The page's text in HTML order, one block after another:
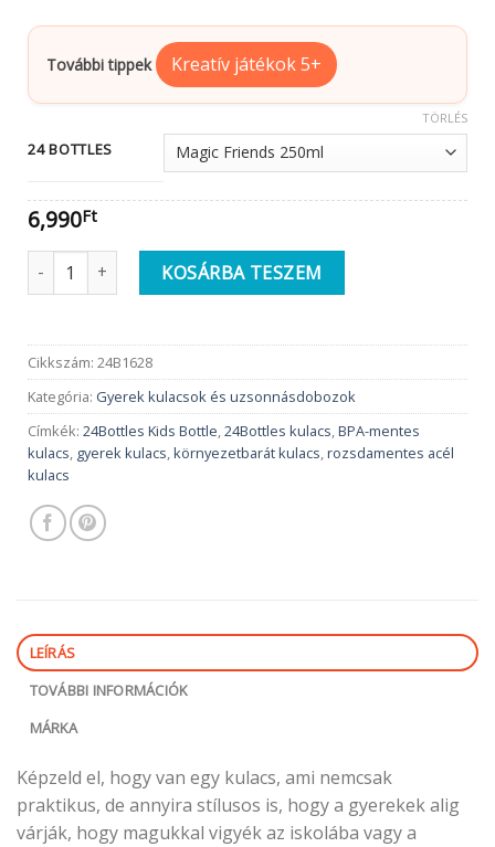
További tippek Kreatív játékok 5+
24 BOTTLES
TÖRLÉS
6,990Ft
24BOTTLES Gyerek rozsdamentes acél kulacs | Magic
KOSÁRBA TESZEM
Cikkszám: 24B1628
Kategória: Gyerek kulacsok és uzsonnásdobozok
Címkék: 24Bottles Kids Bottle 24Bottles kulacs BPA-mentes
kulacs gyerek kulacs környezetbarát kulacs rozsdamentes acél
kulacs
LEÍRÁS
TOVÁBBI INFORMÁCIÓK
MÁRKA
Képzeld el, hogy van egy kulacs, ami nemcsak
praktikus, de annyira stílusos is, hogy a gyerekek alig
várják, hogy magukkal vigyék az iskolába vagy a